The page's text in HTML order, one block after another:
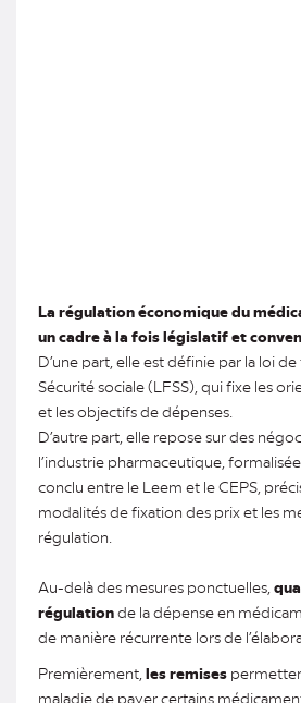
La régulation économique du
un cadre à la fois législatif et
D’une part, elle est définie par la loi
Sécurité sociale (LFSS), qui fixe les
et les objectifs de dépenses.
D’autre part, elle repose sur des
l’industrie pharmaceutique,
conclu entre le Leem et le CEPS,
modalités de fixation des prix et les
régulation.
Au-delà des mesures ponctuelles,
régulationde la dépense en
de manière récurrente lors de
Premièrement, les remises
maladie de payer certains